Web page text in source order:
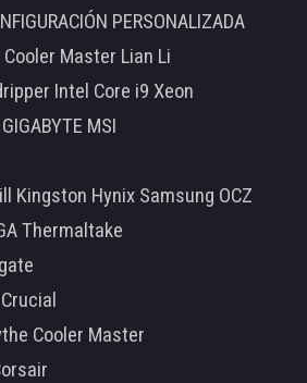
PERSONALIZADA
Master Lian Li
Intel Core i9 Xeon
MSI
Kingston Hynix Samsung OCZ
Thermaltake
Cooler Master